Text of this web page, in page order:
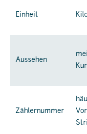
Einheit
Aussehen
Zählernummer